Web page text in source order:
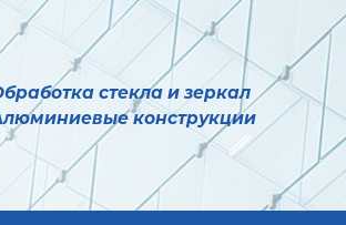
стекла и зеркал
конструкции
ПРОДУКЦИЯ